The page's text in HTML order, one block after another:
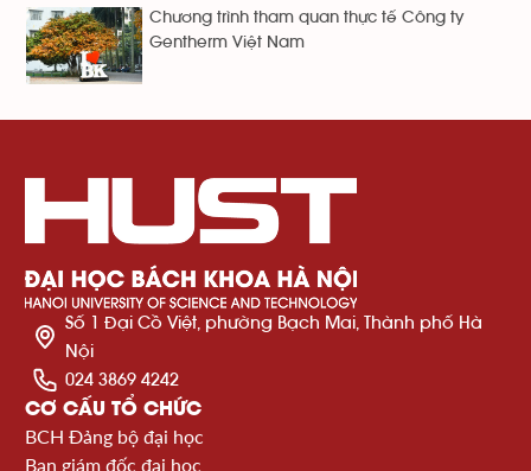
Chương trình tham quan thực tế Công ty
Gentherm Việt Nam
Số 1 Đại Cồ Việt, phường Bạch Mai, Thành phố Hà
Nội
024 3869 4242
CƠ CẤU TỔ CHỨC
BCH Đảng bộ đại học
Ban giám đốc đại học